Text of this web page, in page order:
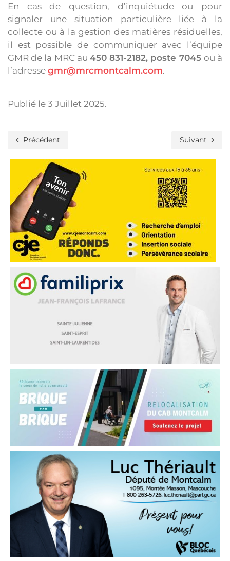
En cas de question, d’inquiétude ou pour
signaler une situation particulière liée à la
collecte ou à la gestion des matières résiduelles,
il est possible de communiquer avec l’équipe
GMR de la MRC au 450 831-2182, poste 7045 ou à
l’adresse gmr@mrcmontcalm.com.
Publié le 3 Juillet 2025.
Précédent Suivant